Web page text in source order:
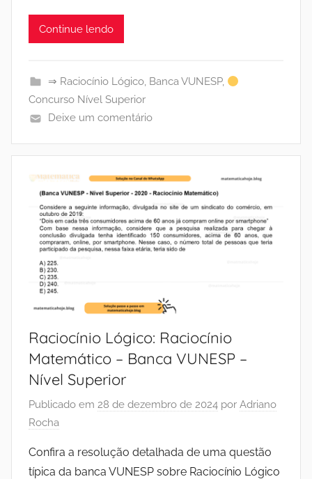
Continue lendo
⇒ Raciocínio Lógico, Banca VUNESP,
Concurso Nível Superior
Deixe um comentário
Raciocínio Lógico: Raciocínio
Matemático – Banca VUNESP –
Nível Superior
Publicado em 28 de dezembro de 2024 por Adriano
Rocha
Confira a resolução detalhada de uma questão
típica da banca VUNESP sobre Raciocínio Lógico